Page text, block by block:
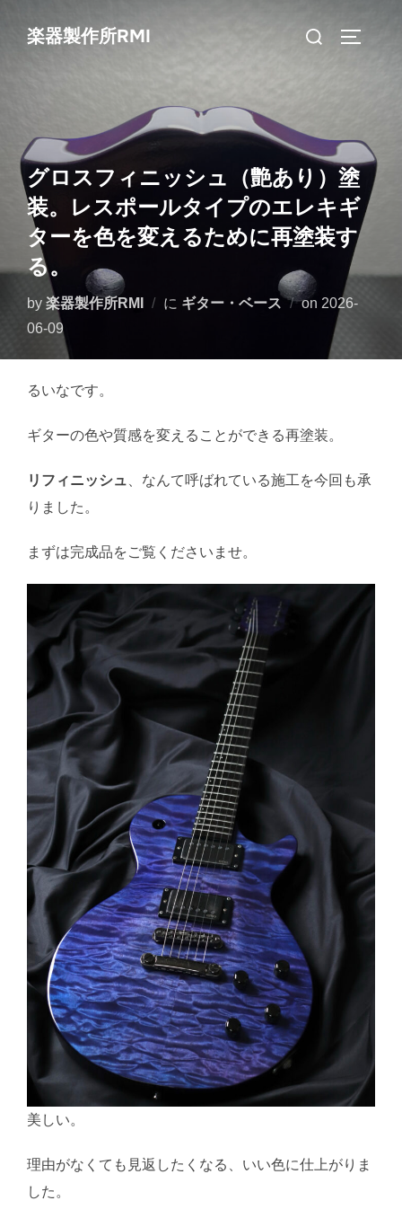
楽器製作所RMI
検
グロスフィニッシュ（艶あり）塗
装。レスポールタイプのエレキギ
ターを色を変えるために再塗装す
る。
by 楽器製作所RMI に ギター・ベース on 投
稿
日:
2026-
06-09
るいなです。
ギターの色や質感を変えることができる再塗装。
リフィニッシュ 、なんて呼ばれている施工を今回も承
りました。
まずは完成品をご覧くださいませ。
美しい。
理由がなくても見返したくなる、いい色に仕上がりま
した。